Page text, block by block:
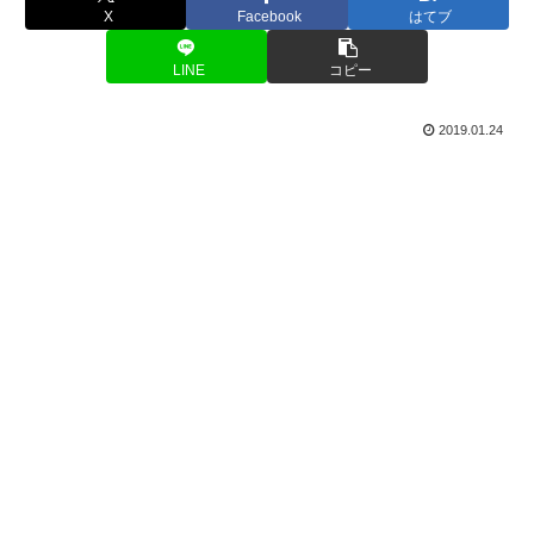
X Facebook はてブ
LINE コピー
2019.01.24